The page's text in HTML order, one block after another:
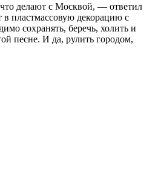
делают с Москвой, — ответил
пластмассовую декорацию с
сохранять, беречь, холить и
песне. И да, рулить городом,